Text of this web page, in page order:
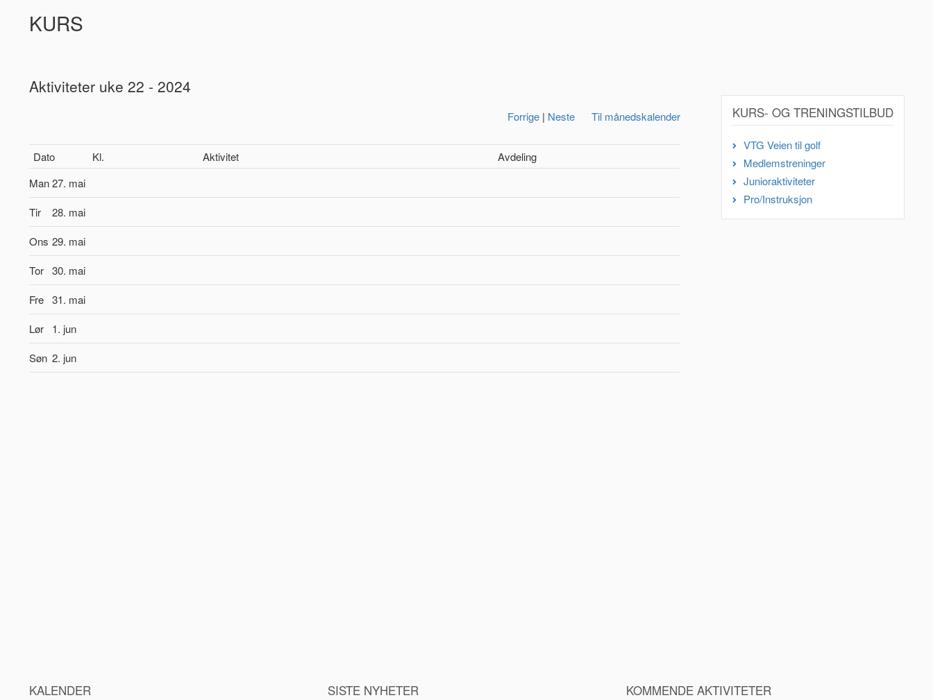
KURS
Aktiviteter uke 22 - 2024
Forrige| Neste Til månedskalender
Dato Kl. Aktivitet
Avdeling
Man27. mai
Tir
28. mai
Ons 29. mai
Tor 30. mai
Fre 31. mai
Lør
1. jun
Søn 2. jun
KURS- OG TRENINGSTILBUD
VTG Veien til golf
Medlemstreninger
Junioraktiviteter
Pro/Instruksjon
KALENDER SISTE NYHETER KOMMENDE AKTIVITETER